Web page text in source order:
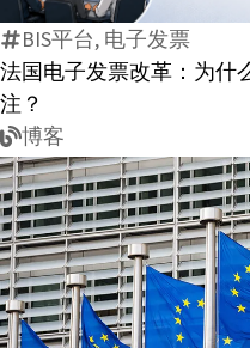
BIS平台, 电子发票
法国电子发票改革：为什
注？
博客